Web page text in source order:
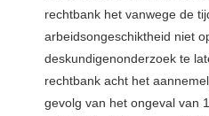
rechtbank het vanwege de
arbeidsongeschiktheid niet
deskundigenonderzoek te
rechtbank acht het
gevolg van het ongeval van